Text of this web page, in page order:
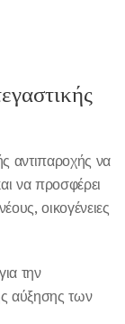
αντιπαροχής να
να προσφέρει
οικογένειες
την
αύξησης των